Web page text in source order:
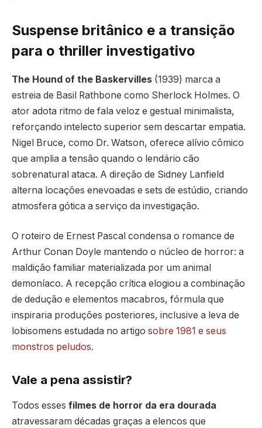
Suspense britânico e a transição
para o thriller investigativo
The Hound of the Baskervilles (1939) marca a
estreia de Basil Rathbone como Sherlock Holmes. O
ator adota ritmo de fala veloz e gestual minimalista,
reforçando intelecto superior sem descartar empatia.
Nigel Bruce, como Dr. Watson, oferece alívio cômico
que amplia a tensão quando o lendário cão
sobrenatural ataca. A direção de Sidney Lanfield
alterna locações enevoadas e sets de estúdio, criando
atmosfera gótica a serviço da investigação.
O roteiro de Ernest Pascal condensa o romance de
Arthur Conan Doyle mantendo o núcleo de horror: a
maldição familiar materializada por um animal
demoníaco. A recepção crítica elogiou a combinação
de dedução e elementos macabros, fórmula que
inspiraria produções posteriores, inclusive a leva de
lobisomens estudada no artigo sobre 1981 e seus
monstros peludos.
Vale a pena assistir?
Todos esses filmes de horror da era dourada
atravessaram décadas graças a elencos que